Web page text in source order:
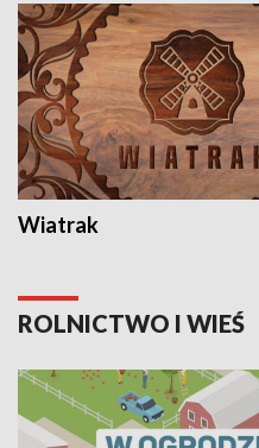
Wiatrak
ROLNICTWO I WIEŚ